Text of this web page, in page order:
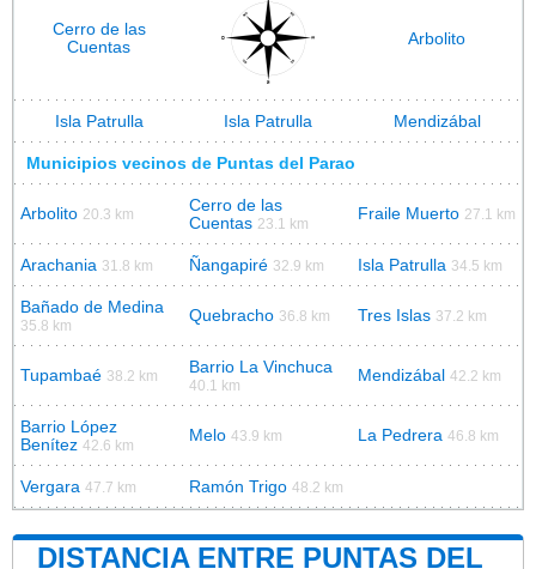
Cerro de las
Cuentas
Arbolito
Isla Patrulla Isla Patrulla Mendizábal
Municipios vecinos de Puntas del Parao
Arbolito 20.3 km
Cerro de las
Cuentas 23.1 km
Fraile Muerto 27.1 km
Arachania 31.8 km Ñangapiré 32.9 km Isla Patrulla 34.5 km
Bañado de Medina
35.8 km
Quebracho 36.8 km Tres Islas 37.2 km
Tupambaé 38.2 km Barrio La Vinchuca
40.1 km
Mendizábal 42.2 km
Barrio López
Benítez 42.6 km
Melo 43.9 km La Pedrera 46.8 km
Vergara 47.7 km Ramón Trigo 48.2 km
DISTANCIA ENTRE PUNTAS DEL